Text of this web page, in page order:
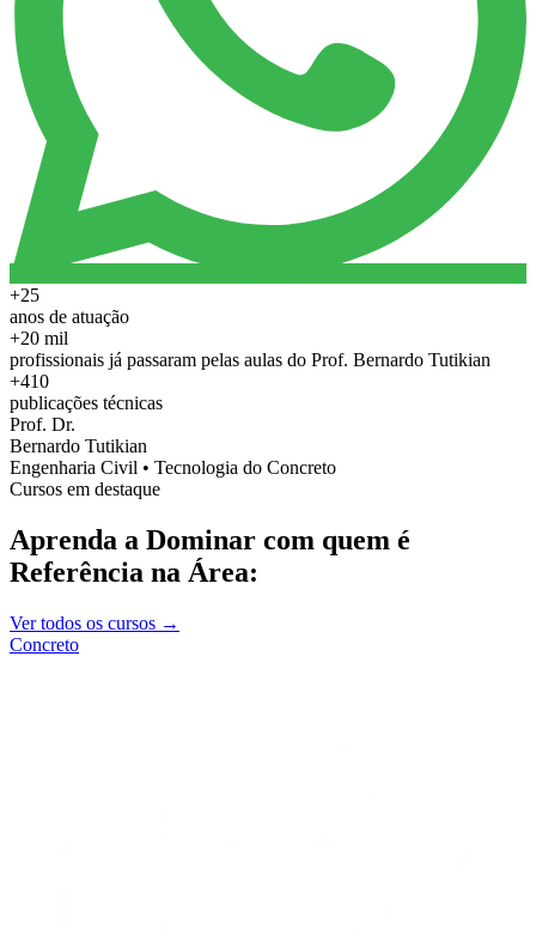
+25
anos de atuação
+20 mil
profissionais já passaram pelas aulas do Prof. Bernardo Tutikian
+410
publicações técnicas
Prof. Dr.
Bernardo Tutikian
Engenharia Civil • Tecnologia do Concreto
Cursos em destaque
Aprenda a Dominar com quem é
Referência na Área:
Ver todos os cursos →
Concreto